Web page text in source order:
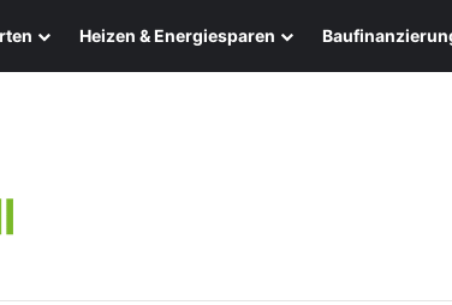
Heizen & Energiesparen